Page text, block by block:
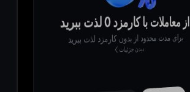
از معاملات با کارمزد 0 لذت ببرید
برای مدت محدود از بدون کارمزد لذت ببرید
دیدن جزئیات